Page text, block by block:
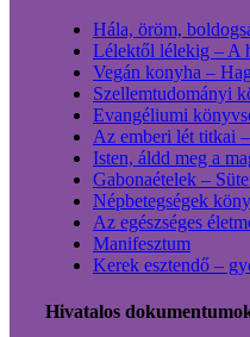
Hála, öröm,
Lélektől lélekig – A
Vegán konyha –
Szellemtudományi
Evangéliumi
Az emberi lét titkai
Isten, áldd meg a
Gabonaételek –
Népbetegségek
Az egészséges
Manifesztum
Kerek esztendő –
Hivatalos